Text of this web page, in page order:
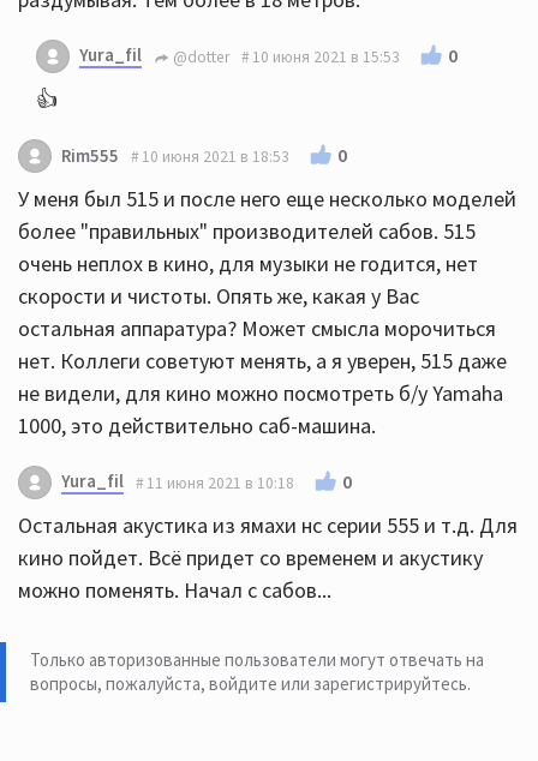
Yura_fil @dotter 10 июня 2021 в 15:53 0
👍
Rim555 10 июня 2021 в 18:53 0
У меня был 515 и после него еще несколько моделей
более "правильных" производителей сабов. 515
очень неплох в кино, для музыки не годится, нет
скорости и чистоты. Опять же, какая у Вас
остальная аппаратура? Может смысла морочиться
нет. Коллеги советуют менять, а я уверен, 515 даже
не видели, для кино можно посмотреть б/у Yamaha
1000, это действительно саб-машина.
Yura_fil 11 июня 2021 в 10:18 0
Остальная акустика из ямахи нс серии 555 и т.д. Для
кино пойдет. Всё придет со временем и акустику
можно поменять. Начал с сабов...
Только авторизованные пользователи могут отвечать на
вопросы, пожалуйста, войдите или зарегистрируйтесь.